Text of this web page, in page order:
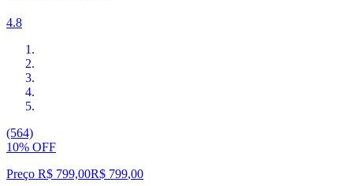
4.8
(564)
10% OFF
Preço R$ 799,00R$ 799,00